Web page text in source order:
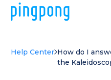
Help Center How do I
the